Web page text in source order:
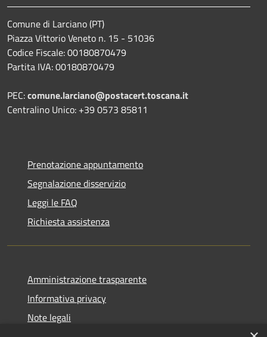
Comune di Larciano (PT)
Piazza Vittorio Veneto n. 15 - 51036
Codice Fiscale: 00180870479
Partita IVA: 00180870479
PEC:comune.larciano@postacert.toscana.it
Centralino Unico: +39 0573 85811
Prenotazione appuntamento
Segnalazione disservizio
Leggi le FAQ
Richiesta assistenza
Amministrazione trasparente
Informativa privacy
Note legali